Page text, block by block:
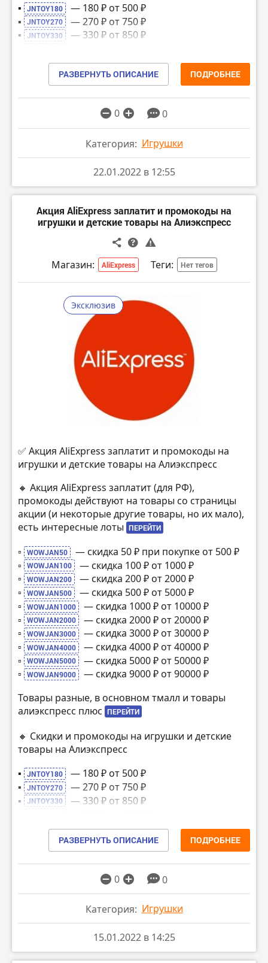
▪️
JNTOY180
— 180 ₽ от 500 ₽
▪️
JNTOY270
— 270 ₽ от 750 ₽
▪️
JNTOY330
— 330 ₽ от 850 ₽
JNTOY550 — 550 ₽ от 1500 ₽
JNTOY900 — 900 ₽ от 2300 ₽
— 1200 ₽ от 3350 ₽
▪️
— 1750 ₽ от 4650 ₽
— 2600 ₽ от 7050 ₽
▪️ JNTOY3500 — 3500 ₽ от 11050 ₽
— 4500 ₽ от 14000 ₽
▪️ JNTOY6000 — 6000 ₽ от 18000 ₽
— 7000 ₽ от 21000 ₽
▪️ JNTOY8500 — 8500 ₽ от 25000 ₽
▪️
— 10500 ₽ от 35000 ₽
JNTOY13500 — 13500 ₽ от 45000 ₽
JNTOY16500
— 16500 ₽ от 55000 ₽
— 21000 ₽ от 70000 ₽
Магазины, в которых можно воспользоваться
▫️ Gnom land на Алиэкспресс
▫️ VALRUS Store ПЕРЕЙТИ
РАЗВЕРНУТЬ ОПИСАНИЕ ПОДРОБНЕЕ
0 0
Категория: Игрушки
22.01.2022 в 12:55
Акция AliExpress заплатит и промокоды на
игрушки и детские товары на Алиэкспресс
Магазин: AliExpress Теги: Нет тегов
Эксклюзив
✅ Акция AliExpress заплатит и промокоды на
игрушки и детские товары на Алиэкспресс
🔸 Акция AliExpress заплатит (для РФ),
промокоды действуют на товары со страницы
акции (и некоторые другие товары, но их мало),
есть интересные лоты ПЕРЕЙТИ
▫️ WOWJAN50
— скидка 50 ₽ при покупке от 500 ₽
▫️
WOWJAN100
— скидка 100 ₽ от 1000 ₽
▫️
WOWJAN200
— скидка 200 ₽ от 2000 ₽
▫️
WOWJAN500
— скидка 500 ₽ от 5000 ₽
▫️
WOWJAN1000
— скидка 1000 ₽ от 10000 ₽
▫️
WOWJAN2000
— скидка 2000 ₽ от 20000 ₽
▫️
WOWJAN3000
— скидка 3000 ₽ от 30000 ₽
▫️
WOWJAN4000
— скидка 4000 ₽ от 40000 ₽
▫️
WOWJAN5000
— скидка 5000 ₽ от 50000 ₽
▫️
WOWJAN9000
— скидка 9000 ₽ от 90000 ₽
Товары разные, в основном тмалл и товары
алиэкспресс плюс ПЕРЕЙТИ
🔸 Скидки и промокоды на игрушки и детские
товары на Алиэкспресс
▪️
JNTOY180
— 180 ₽ от 500 ₽
▪️
JNTOY270
— 270 ₽ от 750 ₽
▪️
JNTOY330
— 330 ₽ от 850 ₽
JNTOY550 — 550 ₽ от 1500 ₽
JNTOY900 — 900 ₽ от 2300 ₽
— 1200 ₽ от 3350 ₽
▪️
— 1750 ₽ от 4650 ₽
— 2600 ₽ от 7050 ₽
▪️ JNTOY3500 — 3500 ₽ от 11050 ₽
— 4500 ₽ от 14000 ₽
▪️ JNTOY6000 — 6000 ₽ от 18000 ₽
— 7000 ₽ от 21000 ₽
▪️ JNTOY8500 — 8500 ₽ от 25000 ₽
РАЗВЕРНУТЬ ОПИСАНИЕ ПОДРОБНЕЕ
0 0
Категория: Игрушки
15.01.2022 в 14:25